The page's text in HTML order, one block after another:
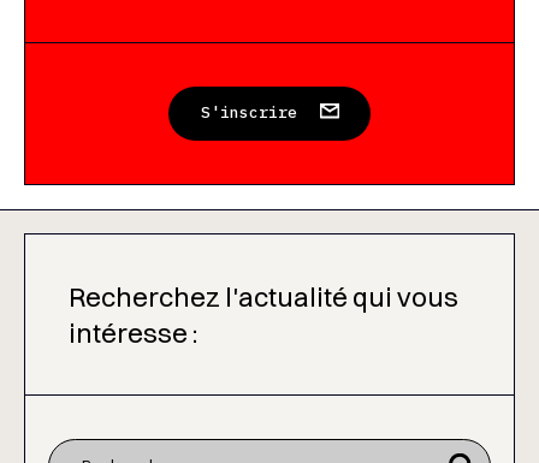
S'inscrire
Recherchez l'actualité qui vous
intéresse :